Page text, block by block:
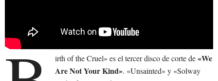
irth of the Cruel» es el tercer disco de corte de«We
Are Not Your Kind». «Unsainted» y «Solway